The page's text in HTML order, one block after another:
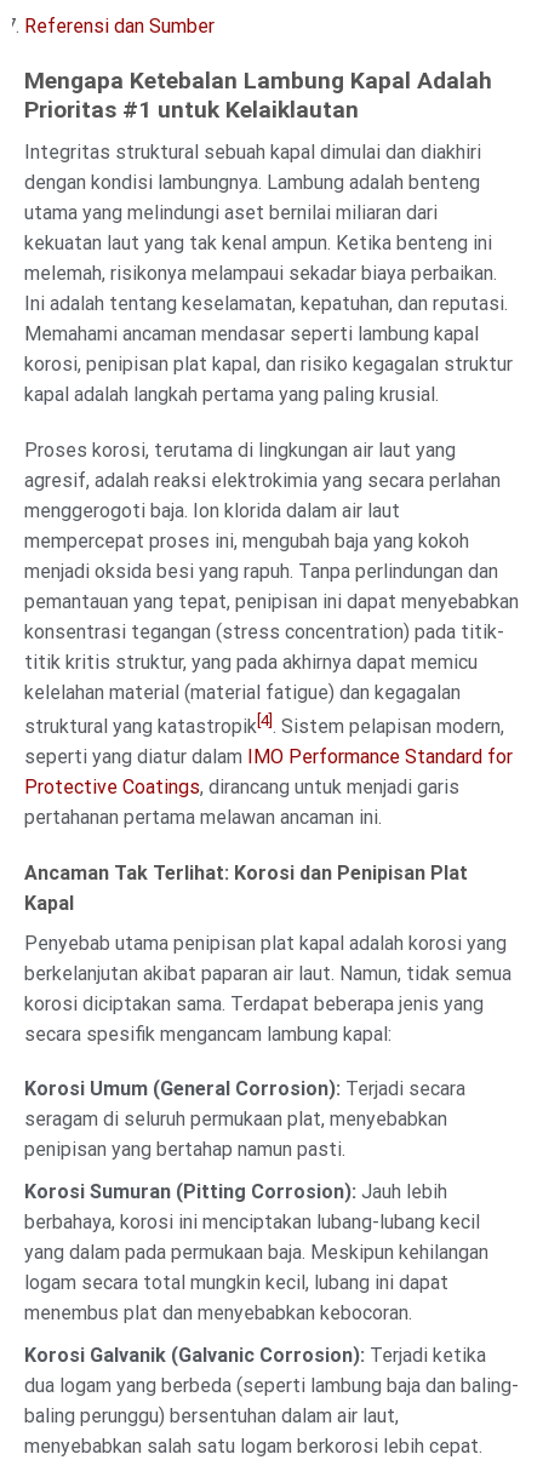
Referensi dan Sumber
Mengapa Ketebalan Lambung Kapal Adalah
Prioritas #1 untuk Kelaiklautan
Integritas struktural sebuah kapal dimulai dan diakhiri
dengan kondisi lambungnya. Lambung adalah benteng
utama yang melindungi aset bernilai miliaran dari
kekuatan laut yang tak kenal ampun. Ketika benteng ini
melemah, risikonya melampaui sekadar biaya perbaikan.
Ini adalah tentang keselamatan, kepatuhan, dan reputasi.
Memahami ancaman mendasar seperti lambung kapal
korosi, penipisan plat kapal, dan risiko kegagalan struktur
kapal adalah langkah pertama yang paling krusial.
Proses korosi, terutama di lingkungan air laut yang
agresif, adalah reaksi elektrokimia yang secara perlahan
menggerogoti baja. Ion klorida dalam air laut
mempercepat proses ini, mengubah baja yang kokoh
menjadi oksida besi yang rapuh. Tanpa perlindungan dan
pemantauan yang tepat, penipisan ini dapat menyebabkan
konsentrasi tegangan (stress concentration) pada titik-
titik kritis struktur, yang pada akhirnya dapat memicu
kelelahan material (material fatigue) dan kegagalan
struktural yang katastropik[4]. Sistem pelapisan modern,
seperti yang diatur dalam IMO Performance Standard for
Protective Coatings, dirancang untuk menjadi garis
pertahanan pertama melawan ancaman ini.
Ancaman Tak Terlihat: Korosi dan Penipisan Plat
Kapal
Penyebab utama penipisan plat kapal adalah korosi yang
berkelanjutan akibat paparan air laut. Namun, tidak semua
korosi diciptakan sama. Terdapat beberapa jenis yang
secara spesifik mengancam lambung kapal:
Korosi Umum (General Corrosion): Terjadi secara
seragam di seluruh permukaan plat, menyebabkan
penipisan yang bertahap namun pasti.
Korosi Sumuran (Pitting Corrosion): Jauh lebih
berbahaya, korosi ini menciptakan lubang-lubang kecil
yang dalam pada permukaan baja. Meskipun kehilangan
logam secara total mungkin kecil, lubang ini dapat
menembus plat dan menyebabkan kebocoran.
Korosi Galvanik (Galvanic Corrosion): Terjadi ketika
dua logam yang berbeda (seperti lambung baja dan baling-
baling perunggu) bersentuhan dalam air laut,
menyebabkan salah satu logam berkorosi lebih cepat.